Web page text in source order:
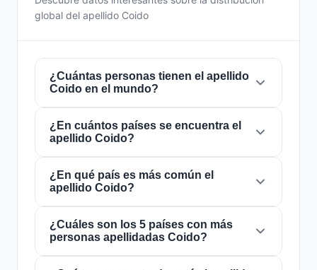
global del apellido Coido
¿Cuántas personas tienen el apellido
Coido en el mundo?
Actualmente hay aproximadamente66
personascon el apellido
mundo. Esto significa que aproximadamente 1
de cada121,212,121 personasen el mundo
lleva este apellido. Se encuentra presente en
países, lo que refleja su distribución global.
¿En cuántos países se encuentra el
apellido Coido?
El apellidoCoidoestá presente en
todo el mundo. Esto lo clasifica como un
apellido de alcancelocal. Su presencia en
múltiples países indica patrones históricos de
migración y dispersión familiar a lo largo de los
siglos.
¿En qué país es más común el
apellido Coido?
El apellidoCoidoes más común enRepublica
Dominicana, donde lo portan
aproximadamente31 personas. Esto
¿Cuáles son los 5 países con más
personas apellidadas Coido?